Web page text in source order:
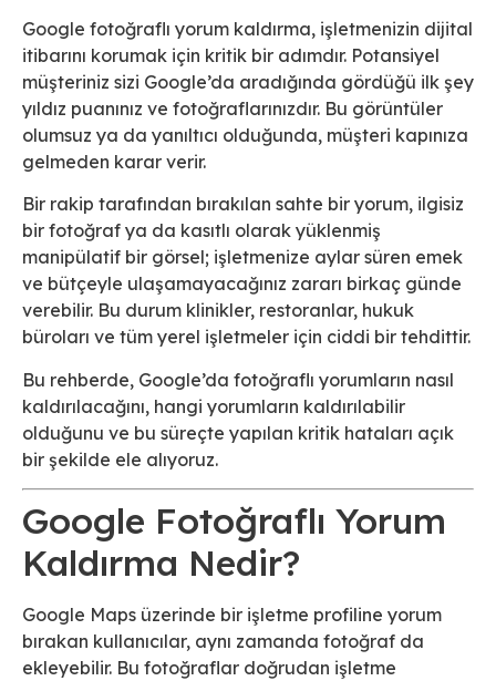
Google fotoğraflı yorum kaldırma, işletmenizin dijital
itibarını korumak için kritik bir adımdır. Potansiyel
müşteriniz sizi Google’da aradığında gördüğü ilk şey
yıldız puanınız ve fotoğraflarınızdır. Bu görüntüler
olumsuz ya da yanıltıcı olduğunda, müşteri kapınıza
gelmeden karar verir.
Bir rakip tarafından bırakılan sahte bir yorum, ilgisiz
bir fotoğraf ya da kasıtlı olarak yüklenmiş
manipülatif bir görsel; işletmenize aylar süren emek
ve bütçeyle ulaşamayacağınız zararı birkaç günde
verebilir. Bu durum klinikler, restoranlar, hukuk
büroları ve tüm yerel işletmeler için ciddi bir tehdittir.
Bu rehberde, Google’da fotoğraflı yorumların nasıl
kaldırılacağını, hangi yorumların kaldırılabilir
olduğunu ve bu süreçte yapılan kritik hataları açık
bir şekilde ele alıyoruz.
Google Fotoğraflı Yorum
Kaldırma Nedir?
Google Maps üzerinde bir işletme profiline yorum
bırakan kullanıcılar, aynı zamanda fotoğraf da
ekleyebilir. Bu fotoğraflar doğrudan işletme